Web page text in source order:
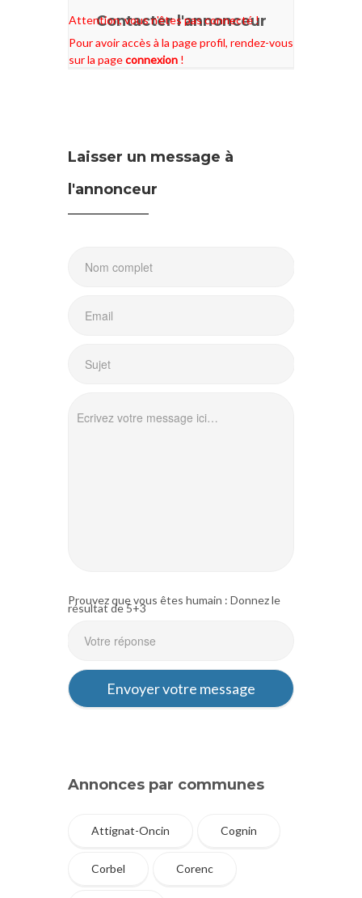
Contacter l'annonceur
Attention, vous n'êtes pas connecté !
Pour avoir accès à la page profil, rendez-vous
sur la pageconnexion !
Laisser un message à
l'annonceur
Prouvez que vous êtes humain : Donnez le
résultat de 5+3
Annonces par communes
Attignat-Oncin Cognin
Corbel Corenc